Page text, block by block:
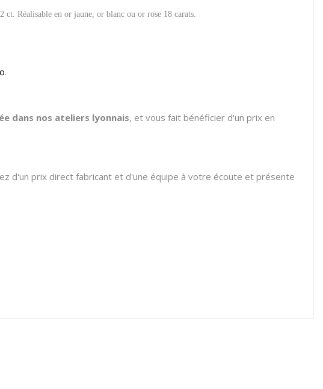
ct. Réalisable en or jaune, or blanc ou or rose 18 carats.
.
dans nos ateliers lyonnais, et vous fait bénéficier d'un prix en
d'un prix direct fabricant et d'une équipe à votre écoute et présente